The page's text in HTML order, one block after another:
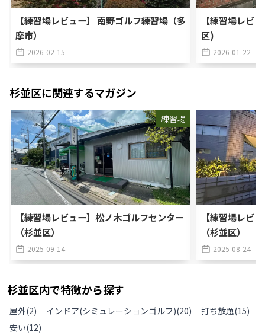
【練習場レビュー】 南野ゴルフ練習場（多
摩市）
2026-02-15
【練習場レビ
区)
2026-01-22
杉並区に関連するマガジン
練習場
【練習場レビュー】松ノ木ゴルフセンター
（杉並区）
2025-09-14
【練習場レビ
（杉並区）
2025-08-24
杉並区内で特徴から探す
屋外(2) インドア(シミュレーションゴルフ)(20) 打ち放題(15)
安い(12)